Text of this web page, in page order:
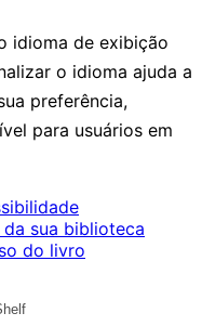
idioma de exibição
o idioma ajuda a
preferência,
para usuários em
sua biblioteca
do livro